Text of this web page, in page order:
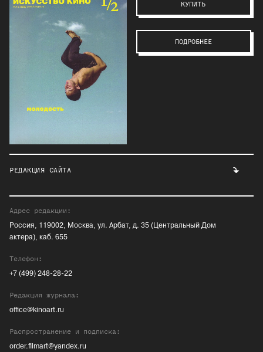
КУПИТЬ
ПОДРОБНЕЕ
РЕДАКЦИЯ САЙТА
Адрес редакции:
Россия, 119002, Москва, ул. Арбат, д. 35 (Центральный Дом
актера), каб. 655
Телефон:
+7 (499) 248-28-22
Редакция журнала:
office@kinoart.ru
Распространение и подписка:
order.filmart@yandex.ru